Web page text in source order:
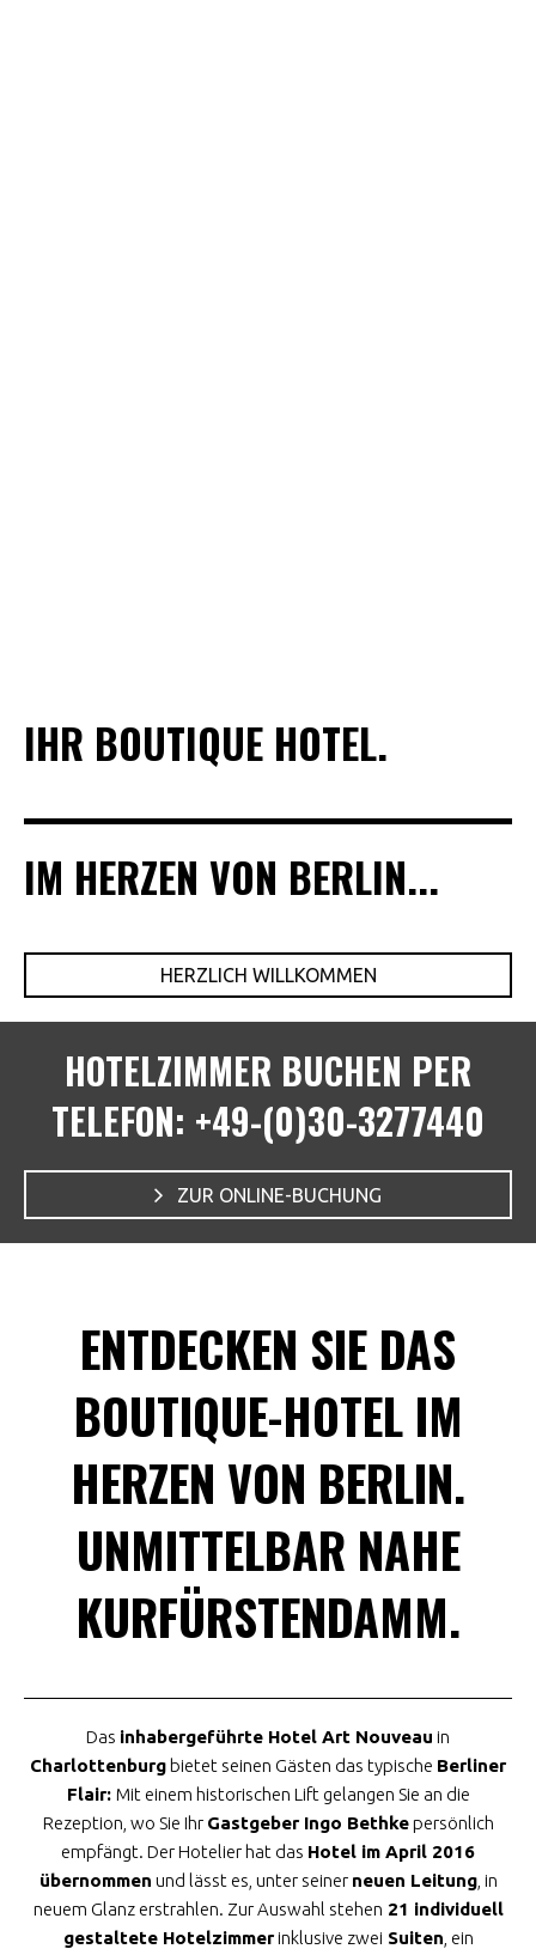
IHR BOUTIQUE HOTEL.
IM HERZEN VON BERLIN...
HERZLICH WILLKOMMEN
HOTELZIMMER BUCHEN PER
TELEFON: +49-(0)30-3277440
ZUR ONLINE-BUCHUNG
ENTDECKEN SIE DAS
BOUTIQUE-HOTEL IM
HERZEN VON BERLIN.
UNMITTELBAR NAHE
KURFÜRSTENDAMM.
Das inhabergeführte Hotel Art Nouveau in
Charlottenburg bietet seinen Gästen das typische Berliner
Flair: Mit einem historischen Lift gelangen Sie an die
Rezeption, wo Sie Ihr Gastgeber Ingo Bethkepersönlich
empfängt. Der Hotelier hat das Hotel im April 2016
übernommen und lässt es, unter seiner neuen Leitung, in
neuem Glanz erstrahlen. Zur Auswahl stehen 21 individuell
gestaltete Hotelzimmerinklusive zwei Suiten , ein